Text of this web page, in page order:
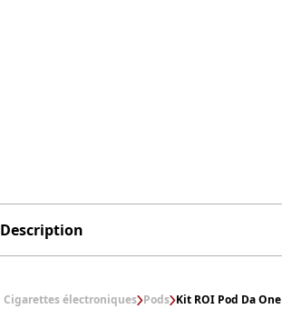
Description
Cigarettes électroniques Pods Kit ROI Pod Da One